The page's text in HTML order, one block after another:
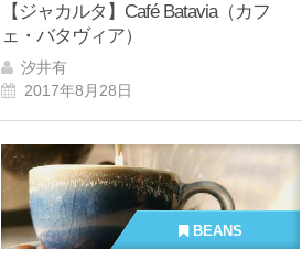
【ジャカルタ】Café Batavia（カフ
ェ・バタヴィア）
汐井有
2017年8月28日
BEANS